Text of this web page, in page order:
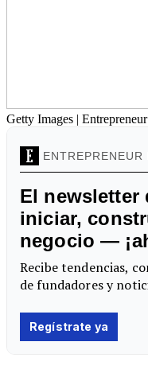
Getty Images | Entrepreneur